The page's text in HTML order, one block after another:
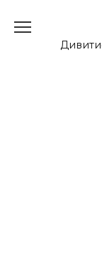
до